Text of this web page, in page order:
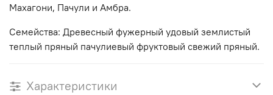
Махагони, Пачули и Амбра.
Семейства: Древесный фужерный удовый землистый
теплый пряный пачулиевый фруктовый свежий пряный.
Характеристики